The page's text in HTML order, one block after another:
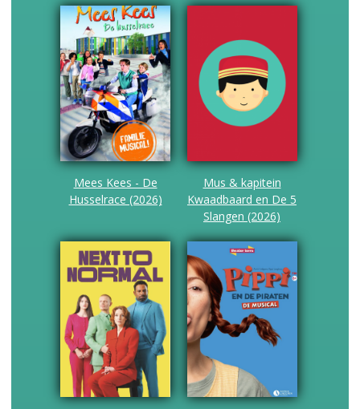
Mees Kees - De
Husselrace (2026)
Mus & kapitein
Kwaadbaard en De 5
Slangen (2026)